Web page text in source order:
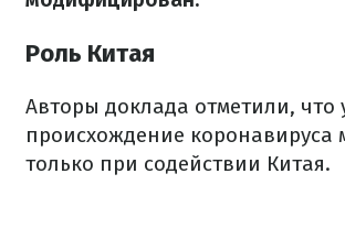
Роль Китая
Авторы доклада отметили, что
происхождение коронавируса
только при содействии Китая.